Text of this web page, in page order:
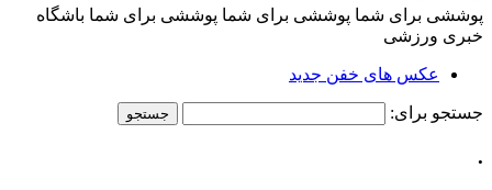
پوششی برای شما پوششی برای شما پوششی برای شما باشگاه
خبری ورزشی
عکس های خفن جدید
جستجو برای:
.